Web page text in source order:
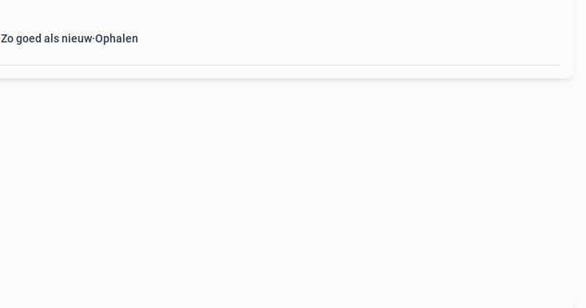
Zo goed als nieuw Ophalen